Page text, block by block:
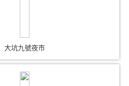
大坑九號夜市